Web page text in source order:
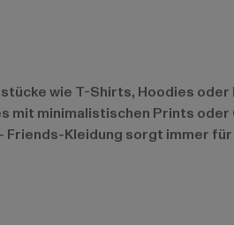
wie T-Shirts, Hoodies
mit minimalistischen Prints
Friends-Kleidung sorgt immer